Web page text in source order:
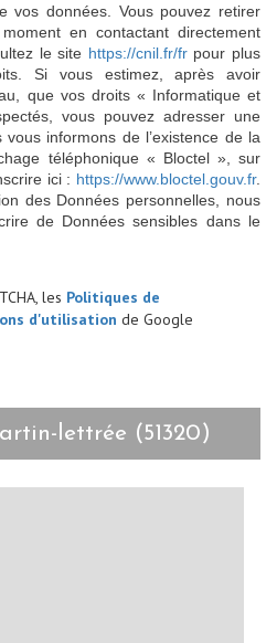
vos données. Vous pouvez retirer
en contactant directement
le site https://cnil.fr/frpour plus
Si vous estimez, après avoir
que vos droits « Informatique et
vous pouvez adresser une
informons de l’existence de la
téléphonique « Bloctel », sur
ici : https://www.bloctel.gouv.fr.
des Données personnelles, nous
de Données sensibles dans le
les Politiques de
d'utilisation de Google
lettrée (51320)